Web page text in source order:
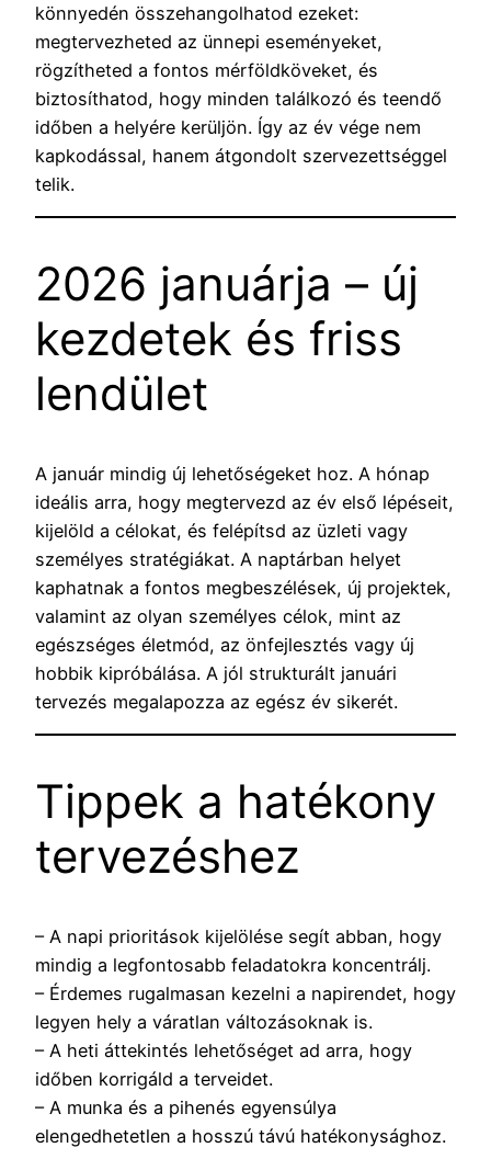
könnyedén összehangolhatod ezeket:
megtervezheted az ünnepi eseményeket,
rögzítheted a fontos mérföldköveket, és
biztosíthatod, hogy minden találkozó és teendő
időben a helyére kerüljön. Így az év vége nem
kapkodással, hanem átgondolt szervezettséggel
telik.
2026 januárja – új
kezdetek és friss
lendület
A január mindig új lehetőségeket hoz. A hónap
ideális arra, hogy megtervezd az év első lépéseit,
kijelöld a célokat, és felépítsd az üzleti vagy
személyes stratégiákat. A naptárban helyet
kaphatnak a fontos megbeszélések, új projektek,
valamint az olyan személyes célok, mint az
egészséges életmód, az önfejlesztés vagy új
hobbik kipróbálása. A jól strukturált januári
tervezés megalapozza az egész év sikerét.
Tippek a hatékony
tervezéshez
– A napi prioritások kijelölése segít abban, hogy
mindig a legfontosabb feladatokra koncentrálj.
– Érdemes rugalmasan kezelni a napirendet, hogy
legyen hely a váratlan változásoknak is.
– A heti áttekintés lehetőséget ad arra, hogy
időben korrigáld a terveidet.
– A munka és a pihenés egyensúlya
elengedhetetlen a hosszú távú hatékonysághoz.